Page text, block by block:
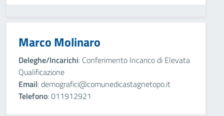
Marco Molinaro
Deleghe/Incarichi: Conferimento Incarico di Elevata
Qualificazione
Email: demografici@comunedicastagnetopo.it
Telefono: 011912921